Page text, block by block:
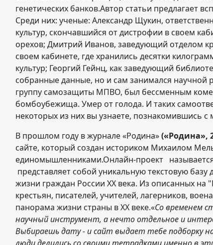
генетических банков.Автор статьи предлагает
Среди них: ученые: Александр Щукин,
культур, скончавшийся от дистрофии в своем
орехов; Дмитрий Иванов, заведующий отделом
своем кабинете, где хранились десятки
культур; Георгий Гейнц, как заведующий
собранные данные, но и сам занимался научной
группу самозащиты МПВО, был бессменным
бомбоубежища. Умер от голода. И таких
некоторых из них вы узнаете, познакомившись
В прошлом году в журнале «Родина»(«Родина»,
сайте, который создан историком Михаилом
единомышленниками.Онлайн-проект
представляет собой уникальную текстовую
жизни граждан России XX века. Из описанных на
крестьян, писателей, учителей, лагерников,
панорама жизни страны в ХХ веке.«Со временем
научный инструмент, а нечто отдельное и
Выбираешь дату - и сайт выдает тебе подборку